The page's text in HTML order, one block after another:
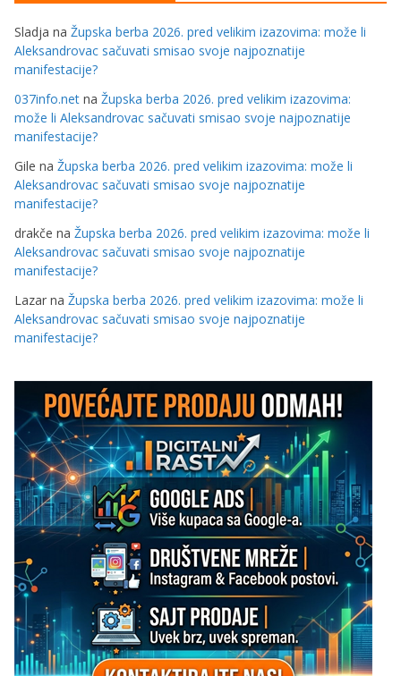
Sladja na Župska berba 2026. pred velikim izazovima: može li
Aleksandrovac sačuvati smisao svoje najpoznatije
manifestacije?
037info.net na Župska berba 2026. pred velikim izazovima:
može li Aleksandrovac sačuvati smisao svoje najpoznatije
manifestacije?
Gile na Župska berba 2026. pred velikim izazovima: može li
Aleksandrovac sačuvati smisao svoje najpoznatije
manifestacije?
drakče na Župska berba 2026. pred velikim izazovima: može li
Aleksandrovac sačuvati smisao svoje najpoznatije
manifestacije?
Lazar na Župska berba 2026. pred velikim izazovima: može li
Aleksandrovac sačuvati smisao svoje najpoznatije
manifestacije?